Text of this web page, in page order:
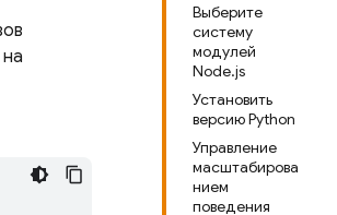
Выберите
систему
модулей
Node.js
Установить
версию Python
Управление
масштабирова
нием
поведения